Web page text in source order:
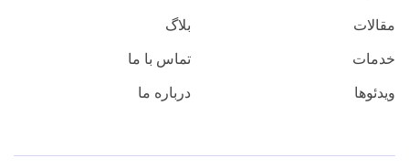
مقالات
خدمات
ویدئوها
بلاگ
تماس با ما
درباره ما